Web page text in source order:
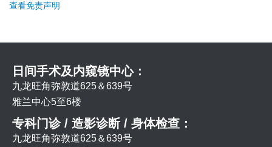
查看免责声明
日间手术及内窥镜中心：
九龙旺角弥敦道625＆639号
雅兰中心5至6楼
专科门诊 / 造影诊断 / 身体检查：
九龙旺角弥敦道625＆639号